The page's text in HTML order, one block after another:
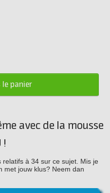
le panier
avec de la mousse
!
à 34 sur ce sujet. Mis je
met jouw klus? Neem dan